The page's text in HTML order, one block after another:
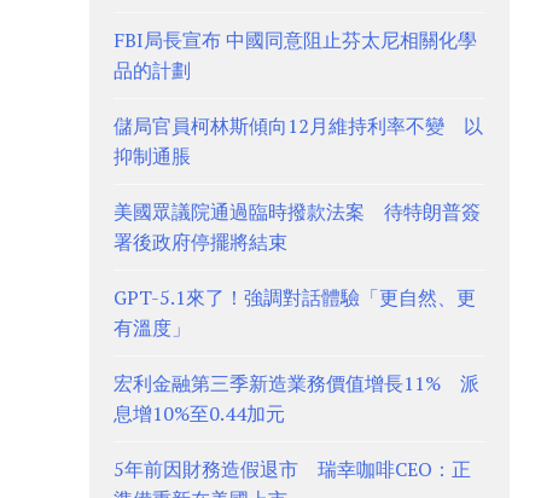
FBI局長宣布 中國同意阻止芬太尼相關化學
品的計劃
儲局官員柯林斯傾向12月維持利率不變 以
抑制通脹
美國眾議院通過臨時撥款法案 待特朗普簽
署後政府停擺將結束
GPT-5.1來了！強調對話體驗「更自然、更
有溫度」
宏利金融第三季新造業務價值增長11% 派
息增10%至0.44加元
5年前因財務造假退市 瑞幸咖啡CEO：正